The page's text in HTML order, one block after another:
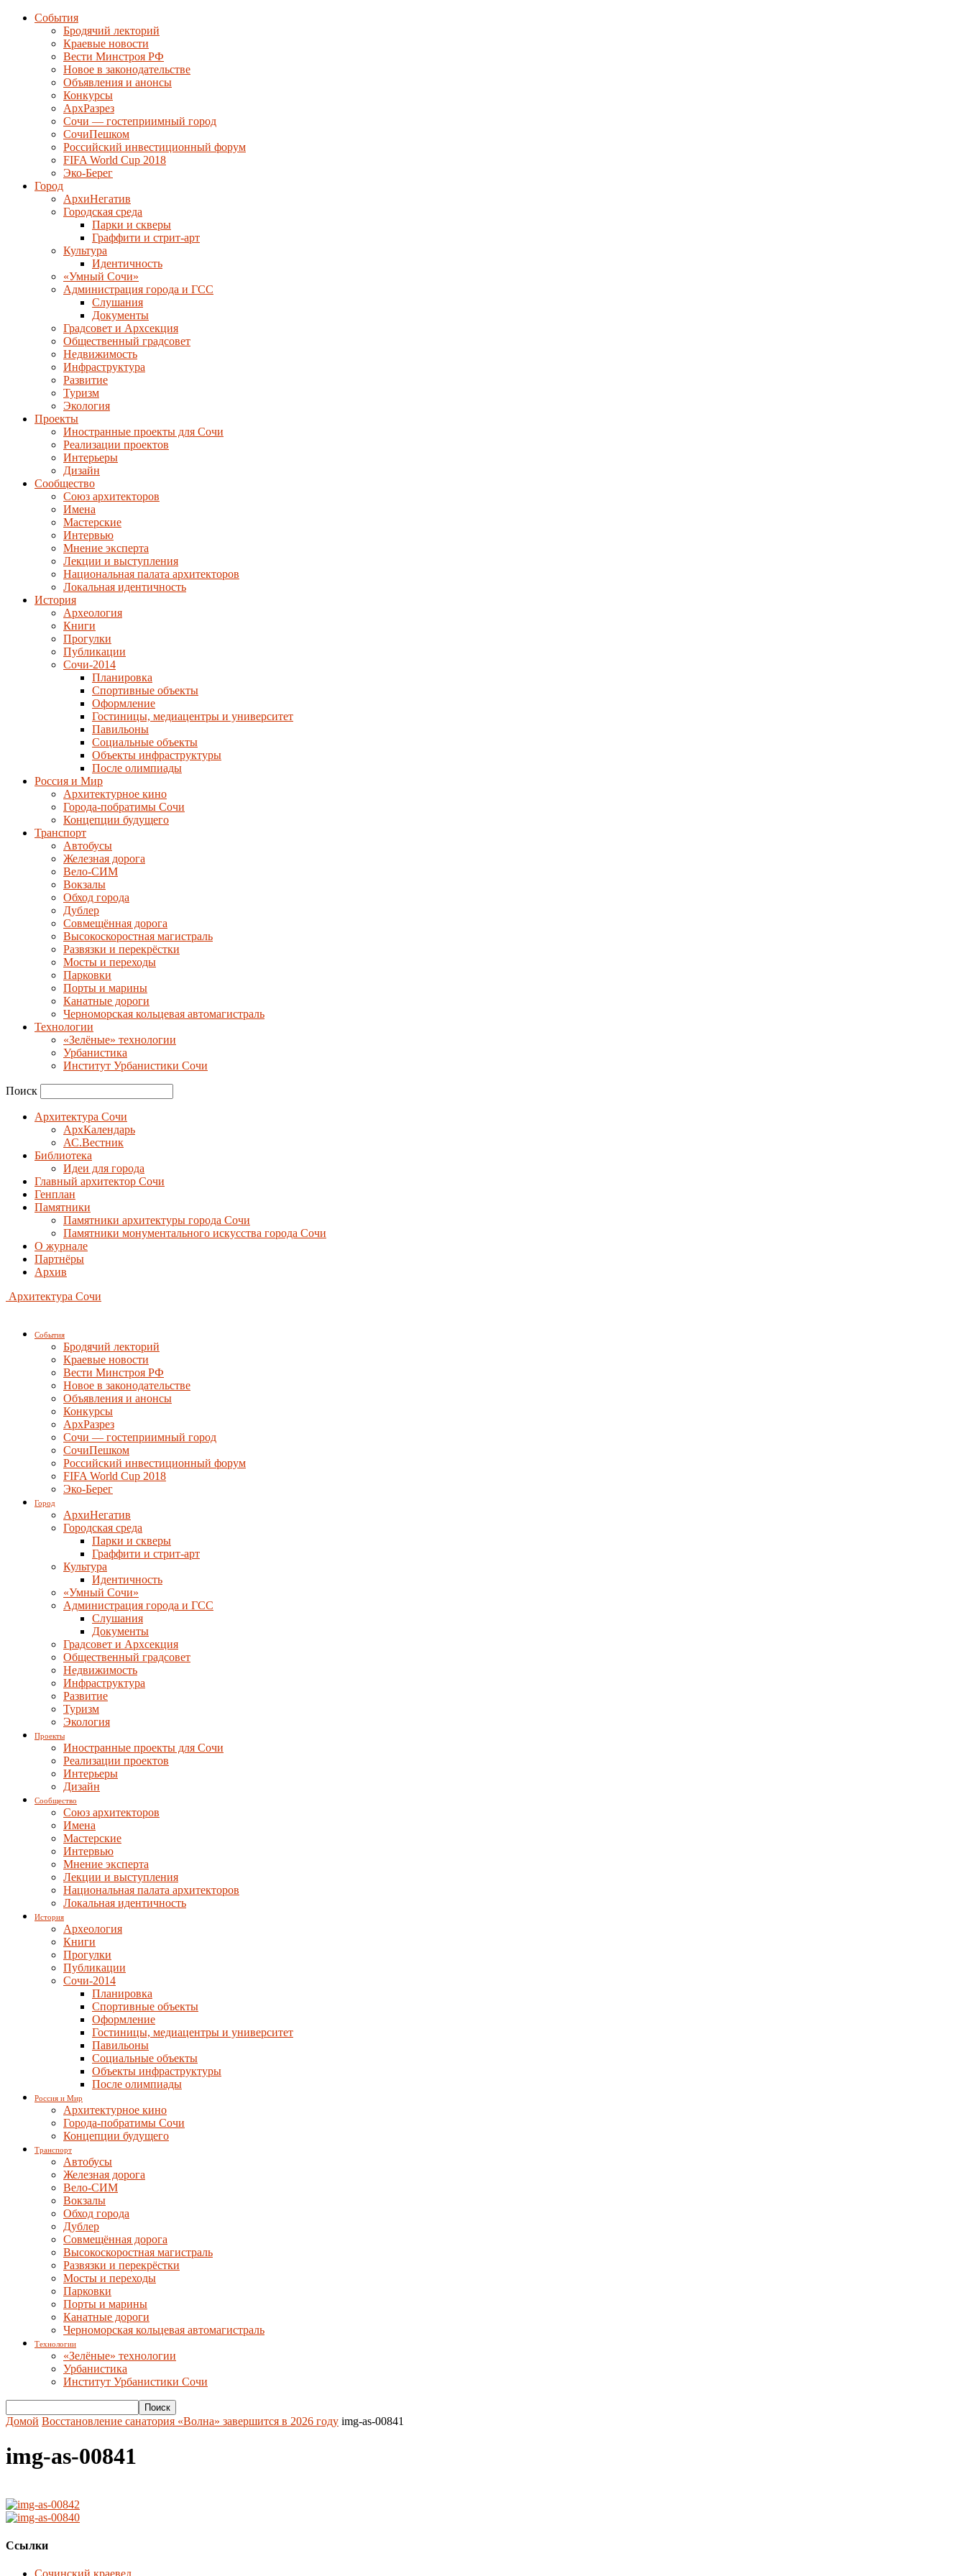
События
Бродячий лекторий
Краевые новости
Вести Минстроя РФ
Новое в законодательстве
Объявления и анонсы
Конкурсы
АрхРазрез
Сочи — гостеприимный город
СочиПешком
Российский инвестиционный форум
FIFA World Cup 2018
Эко-Берег
Город
АрхиНегатив
Городская среда
Парки и скверы
Граффити и стрит-арт
Культура
Идентичность
«Умный Сочи»
Администрация города и ГСС
Слушания
Документы
Градсовет и Архсекция
Общественный градсовет
Недвижимость
Инфраструктура
Развитие
Туризм
Экология
Проекты
Иностранные проекты для Сочи
Реализации проектов
Интерьеры
Дизайн
Сообщество
Союз архитекторов
Имена
Мастерские
Интервью
Мнение эксперта
Лекции и выступления
Национальная палата архитекторов
Локальная идентичность
История
Археология
Книги
Прогулки
Публикации
Сочи-2014
Планировка
Спортивные объекты
Оформление
Гостиницы, медиацентры и университет
Павильоны
Социальные объекты
Объекты инфраструктуры
После олимпиады
Россия и Мир
Архитектурное кино
Города-побратимы Сочи
Концепции будущего
Транспорт
Автобусы
Железная дорога
Вело-СИМ
Вокзалы
Обход города
Дублер
Совмещённая дорога
Высокоскоростная магистраль
Развязки и перекрёстки
Мосты и переходы
Парковки
Порты и марины
Канатные дороги
Черноморская кольцевая автомагистраль
Технологии
«Зелёные» технологии
Урбанистика
Институт Урбанистики Сочи
Поиск
Архитектура Сочи
АрхКалендарь
АС.Вестник
Библиотека
Идеи для города
Главный архитектор Сочи
Генплан
Памятники
Памятники архитектуры города Сочи
Памятники монументального искусства города Сочи
О журнале
Партнёры
Архив
Архитектура Сочи
События
Бродячий лекторий
Краевые новости
Вести Минстроя РФ
Новое в законодательстве
Объявления и анонсы
Конкурсы
АрхРазрез
Сочи — гостеприимный город
СочиПешком
Российский инвестиционный форум
FIFA World Cup 2018
Эко-Берег
Город
АрхиНегатив
Городская среда
Парки и скверы
Граффити и стрит-арт
Культура
Идентичность
«Умный Сочи»
Администрация города и ГСС
Слушания
Документы
Градсовет и Архсекция
Общественный градсовет
Недвижимость
Инфраструктура
Развитие
Туризм
Экология
Проекты
Иностранные проекты для Сочи
Реализации проектов
Интерьеры
Дизайн
Сообщество
Союз архитекторов
Имена
Мастерские
Интервью
Мнение эксперта
Лекции и выступления
Национальная палата архитекторов
Локальная идентичность
История
Археология
Книги
Прогулки
Публикации
Сочи-2014
Планировка
Спортивные объекты
Оформление
Гостиницы, медиацентры и университет
Павильоны
Социальные объекты
Объекты инфраструктуры
После олимпиады
Россия и Мир
Архитектурное кино
Города-побратимы Сочи
Концепции будущего
Транспорт
Автобусы
Железная дорога
Вело-СИМ
Вокзалы
Обход города
Дублер
Совмещённая дорога
Высокоскоростная магистраль
Развязки и перекрёстки
Мосты и переходы
Парковки
Порты и марины
Канатные дороги
Черноморская кольцевая автомагистраль
Технологии
«Зелёные» технологии
Урбанистика
Институт Урбанистики Сочи
Домой Восстановление санатория «Волна» завершится в 2026 году img-as-00841
img-as-00841
Ссылки